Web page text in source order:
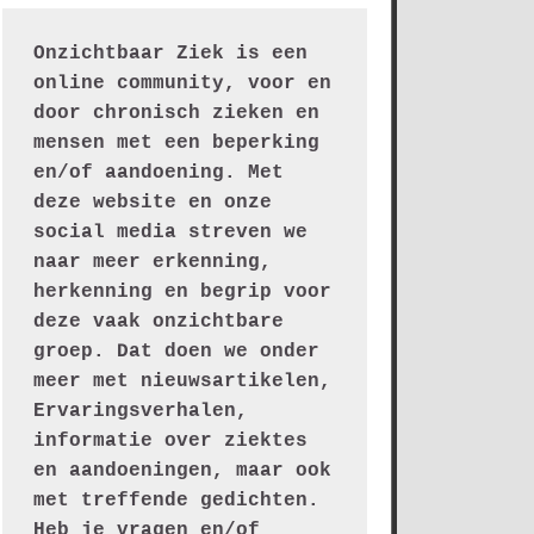
Onzichtbaar Ziek is een
online community, voor en
door chronisch zieken en
mensen met een beperking
en/of aandoening. Met
deze website en onze
social media streven we
naar meer erkenning,
herkenning en begrip voor
deze vaak onzichtbare
groep. Dat doen we onder
meer met nieuwsartikelen,
Ervaringsverhalen,
informatie over ziektes
en aandoeningen, maar ook
met treffende gedichten.